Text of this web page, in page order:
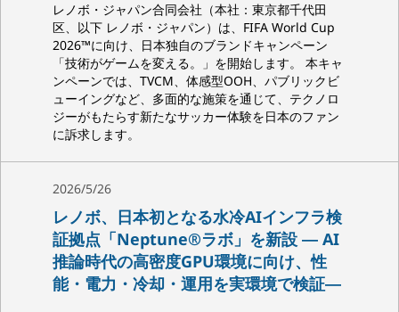
レノボ・ジャパン合同会社（本社：東京都千代田
区、以下 レノボ・ジャパン）は、FIFA World Cup
2026™に向け、日本独自のブランドキャンペーン
「技術がゲームを変える。」を開始します。 本キャ
ンペーンでは、TVCM、体感型OOH、パブリックビ
ューイングなど、多面的な施策を通じて、テクノロ
ジーがもたらす新たなサッカー体験を日本のファン
に訴求します。
2026/5/26
レノボ、日本初となる水冷AIインフラ検
証拠点「Neptune®ラボ」を新設 ― AI
推論時代の高密度GPU環境に向け、性
能・電力・冷却・運用を実環境で検証―